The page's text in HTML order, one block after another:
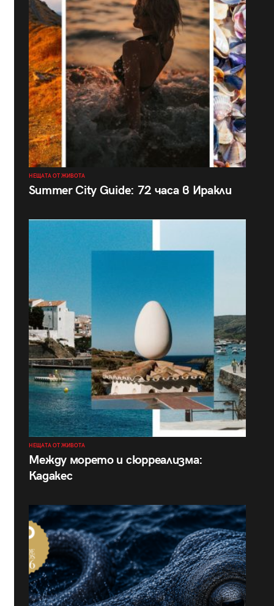
НЕЩАТА ОТ ЖИВОТА
Summer City Guide: 72 часа в Иракли
НЕЩАТА ОТ ЖИВОТА
Между морето и сюрреализма:
Кадакес